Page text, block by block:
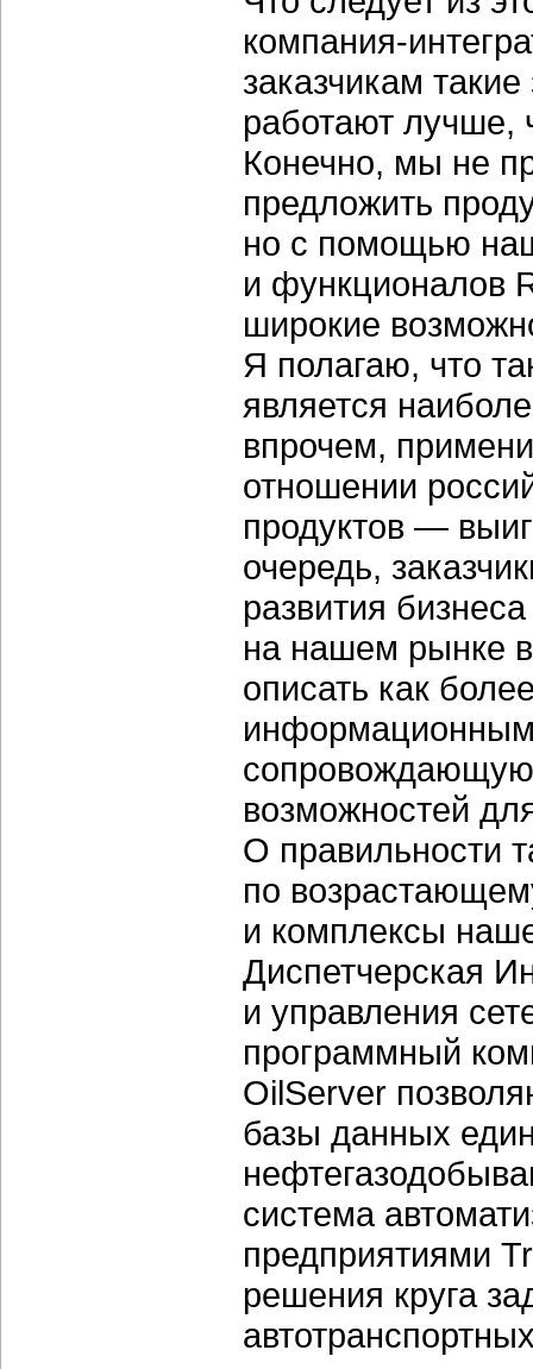
компания-
заказчикам
работают лучше,
Конечно, мы не
предложить
но с помощью
и функционалов
широкие
Я полагаю, что
является
впрочем,
отношении
продуктов —
очередь,
развития
на нашем рынке
описать как
возможностей
О правильности
по
и комплексы
Диспетчерская
и управления
программный
OilServer
базы данных
система
предприятиями
решения круга